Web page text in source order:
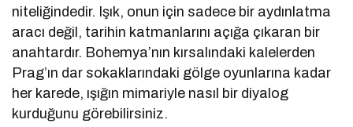
niteliğindedir. Işık, onun için sadece bir aydınlatma
aracı değil, tarihin katmanlarını açığa çıkaran bir
anahtardır. Bohemya’nın kırsalındaki kalelerden
Prag’ın dar sokaklarındaki gölge oyunlarına kadar
her karede, ışığın mimariyle nasıl bir diyalog
kurduğunu görebilirsiniz.